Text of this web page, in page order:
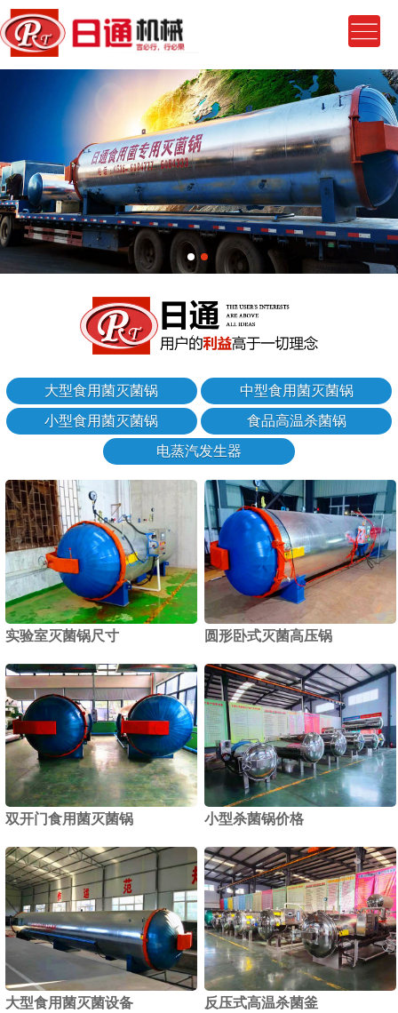
1 2
大型食用菌灭菌锅
中型食用菌灭菌锅
小型食用菌灭菌锅
食品高温杀菌锅
电蒸汽发生器
实验室灭菌锅尺寸 圆形卧式灭菌高压锅
双开门食用菌灭菌锅 小型杀菌锅价格
大型食用菌灭菌设备 反压式高温杀菌釜